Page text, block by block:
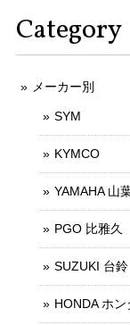
Category
メーカー別
SYM
KYMCO
YAMAHA 山
PGO 比雅久
SUZUKI 台鈴
HONDA ホン